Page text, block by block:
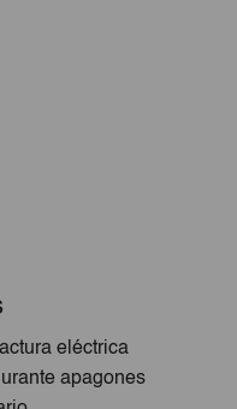
eléctrica
apagones